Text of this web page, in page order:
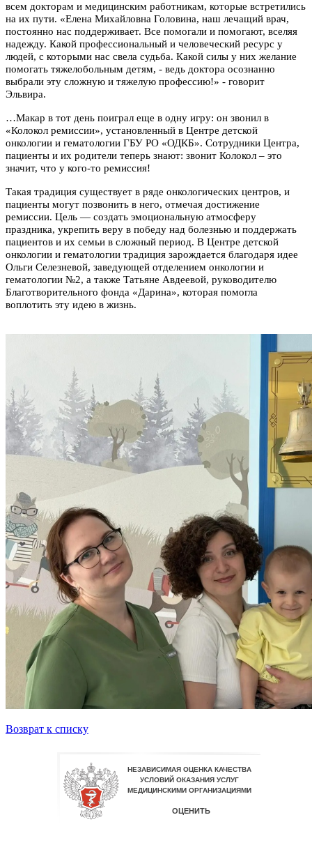
всем докторам и медицинским работникам, которые встретились
на их пути. «Елена Михайловна Головина, наш лечащий врач,
постоянно нас поддерживает. Все помогали и помогают, вселяя
надежду. Какой профессиональный и человеческий ресурс у
людей, с которыми нас свела судьба. Какой силы у них желание
помогать тяжелобольным детям, - ведь доктора осознанно
выбрали эту сложную и тяжелую профессию!» - говорит
Эльвира.
…Макар в тот день поиграл еще в одну игру: он звонил в
«Колокол ремиссии», установленный в Центре детской
онкологии и гематологии ГБУ РО «ОДКБ». Сотрудники Центра,
пациенты и их родители теперь знают: звонит Колокол – это
значит, что у кого-то ремиссия!
Такая традиция существует в ряде онкологических центров, и
пациенты могут позвонить в него, отмечая достижение
ремиссии. Цель — создать эмоциональную атмосферу
праздника, укрепить веру в победу над болезнью и поддержать
пациентов и их семьи в сложный период. В Центре детской
онкологии и гематологии традиция зарождается благодаря идее
Ольги Селезневой, заведующей отделением онкологии и
гематологии №2, а также Татьяне Авдеевой, руководителю
Благотворительного фонда «Дарина», которая помогла
воплотить эту идею в жизнь.
Возврат к списку